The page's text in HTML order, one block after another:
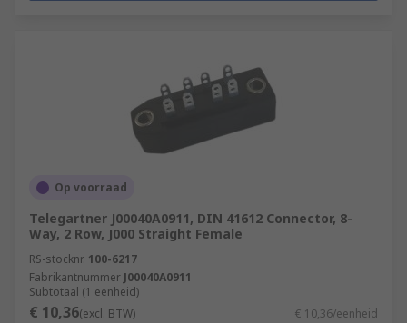
Op voorraad
Telegartner J00040A0911, DIN 41612 Connector, 8-
Way, 2 Row, J000 Straight Female
RS-stocknr. 100-6217
Fabrikantnummer J00040A0911
Subtotaal (1 eenheid)
€ 10,36(excl. BTW) € 10,36/eenheid